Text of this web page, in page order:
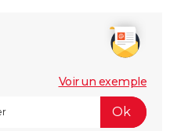
Voir un exemple